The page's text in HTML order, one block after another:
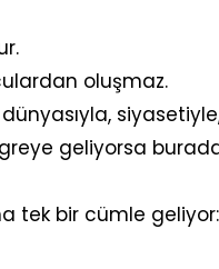
oluşmaz.
geliyorsa
tek bir cümle geliyor: